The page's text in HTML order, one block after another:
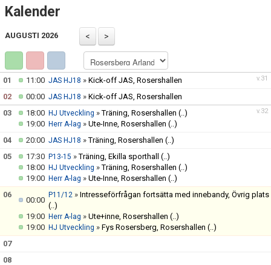
MATCHER
BILDGALLERI
DOKUMENT
SAMARBETSPARTNERS
RA19 PROFILSHOP STADIUM
Kalender
AUGUSTI 2026
v.31
01 11:00 JAS HJ18 » Kick-off JAS, Rosershallen
02
00:00 JAS HJ18 » Kick-off JAS, Rosershallen
v.32
03 18:00 HJ Utveckling »Träning, Rosershallen (..)
19:00 Herr A-lag » Ute-Inne, Rosershallen (..)
04
20:00 JAS HJ18 »Träning, Rosershallen (..)
05
17:30 P13-15 »Träning, Ekilla sporthall (..)
18:00 HJ Utveckling »Träning, Rosershallen (..)
19:00 Herr A-lag » Ute-Inne, Rosershallen (..)
06
00:00
P11/12 » Intresseförfrågan fortsätta med innebandy, Övrig plats
(..)
19:00 Herr A-lag » Ute+inne, Rosershallen (..)
19:00 HJ Utveckling » Fys Rosersberg, Rosershallen (..)
07
08